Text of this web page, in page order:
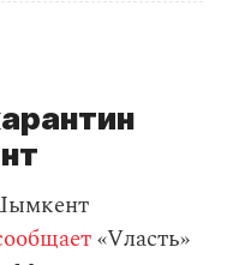
«Vласть»